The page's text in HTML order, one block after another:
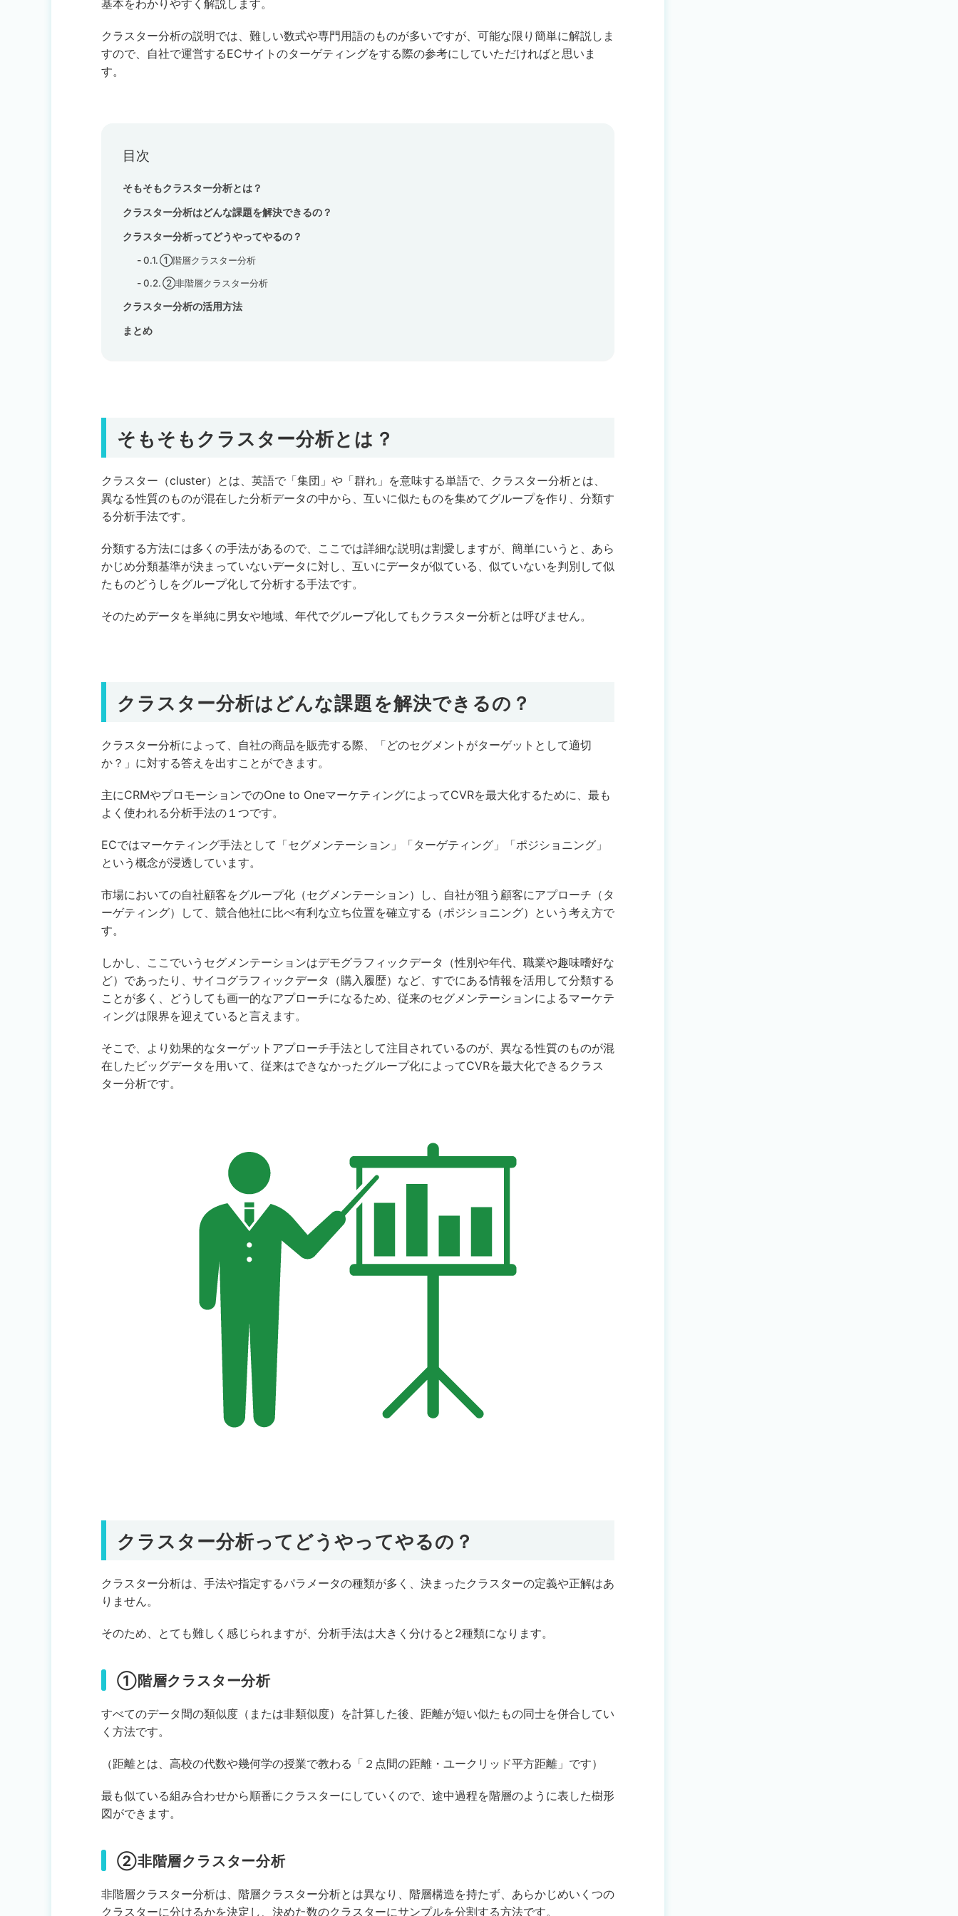
基本をわかりやすく解説します。
クラスター分析の説明では、難しい数式や専門用語のものが多いですが、可能な限り簡単に解説しま
すので、自社で運営するECサイトのターゲティングをする際の参考にしていただければと思いま
す。
目次
そもそもクラスター分析とは？
クラスター分析はどんな課題を解決できるの？
クラスター分析ってどうやってやるの？
①階層クラスター分析
②非階層クラスター分析
クラスター分析の活用方法
まとめ
そもそもクラスター分析とは？
クラスター（cluster）とは、英語で「集団」や「群れ」を意味する単語で、クラスター分析とは、
異なる性質のものが混在した分析データの中から、互いに似たものを集めてグループを作り、分類す
る分析手法です。
分類する方法には多くの手法があるので、ここでは詳細な説明は割愛しますが、簡単にいうと、あら
かじめ分類基準が決まっていないデータに対し、互いにデータが似ている、似ていないを判別して似
たものどうしをグループ化して分析する手法です。
そのためデータを単純に男女や地域、年代でグループ化してもクラスター分析とは呼びません。
クラスター分析はどんな課題を解決できるの？
クラスター分析によって、自社の商品を販売する際、「どのセグメントがターゲットとして適切
か？」に対する答えを出すことができます。
主にCRMやプロモーションでのOne to OneマーケティングによってCVRを最大化するために、最も
よく使われる分析手法の１つです。
ECではマーケティング手法として「セグメンテーション」「ターゲティング」「ポジショニング」
という概念が浸透しています。
市場においての自社顧客をグループ化（セグメンテーション）し、自社が狙う顧客にアプローチ（タ
ーゲティング）して、競合他社に比べ有利な立ち位置を確立する（ポジショニング）という考え方で
す。
しかし、ここでいうセグメンテーションはデモグラフィックデータ（性別や年代、職業や趣味嗜好な
ど）であったり、サイコグラフィックデータ（購入履歴）など、すでにある情報を活用して分類する
ことが多く、どうしても画一的なアプローチになるため、従来のセグメンテーションによるマーケテ
ィングは限界を迎えていると言えます。
そこで、より効果的なターゲットアプローチ手法として注目されているのが、異なる性質のものが混
在したビッグデータを用いて、従来はできなかったグループ化によってCVRを最大化できるクラス
ター分析です。
クラスター分析ってどうやってやるの？
クラスター分析は、手法や指定するパラメータの種類が多く、決まったクラスターの定義や正解はあ
りません。
そのため、とても難しく感じられますが、分析手法は大きく分けると2種類になります。
①階層クラスター分析
すべてのデータ間の類似度（または非類似度）を計算した後、距離が短い似たもの同士を併合してい
く方法です。
（距離とは、高校の代数や幾何学の授業で教わる「２点間の距離・ユークリッド平方距離」です）
最も似ている組み合わせから順番にクラスターにしていくので、途中過程を階層のように表した樹形
図ができます。
②非階層クラスター分析
非階層クラスター分析は、階層クラスター分析とは異なり、階層構造を持たず、あらかじめいくつの
クラスターに分けるかを決定し、決めた数のクラスターにサンプルを分割する方法です。